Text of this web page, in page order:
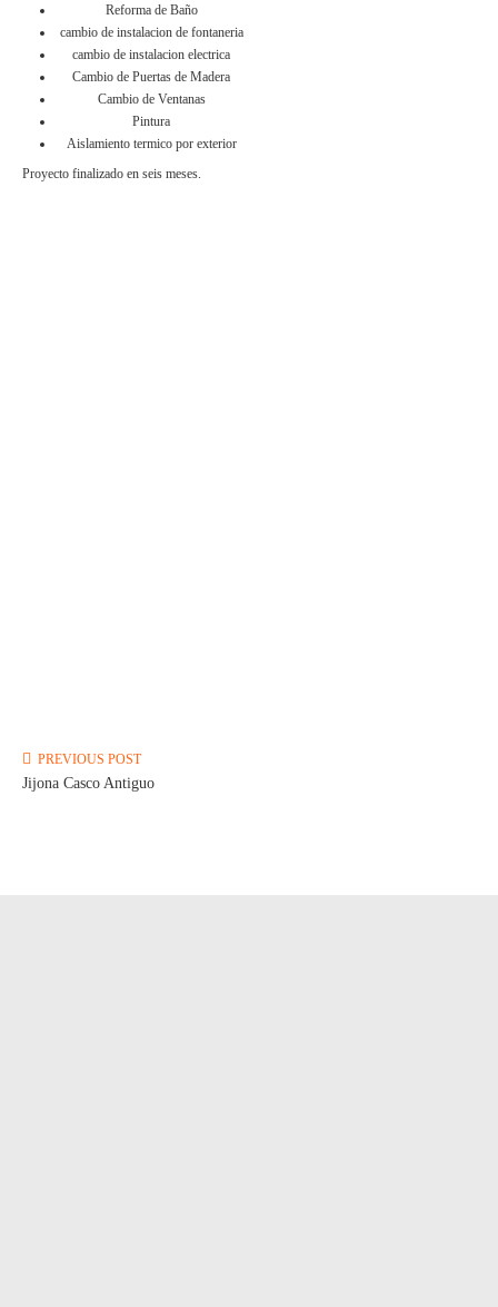
Reforma de Baño
cambio de instalacion de fontaneria
cambio de instalacion electrica
Cambio de Puertas de Madera
Cambio de Ventanas
Pintura
Aislamiento termico por exterior
Proyecto finalizado en seis meses.
PREVIOUS POST
Jijona Casco Antiguo